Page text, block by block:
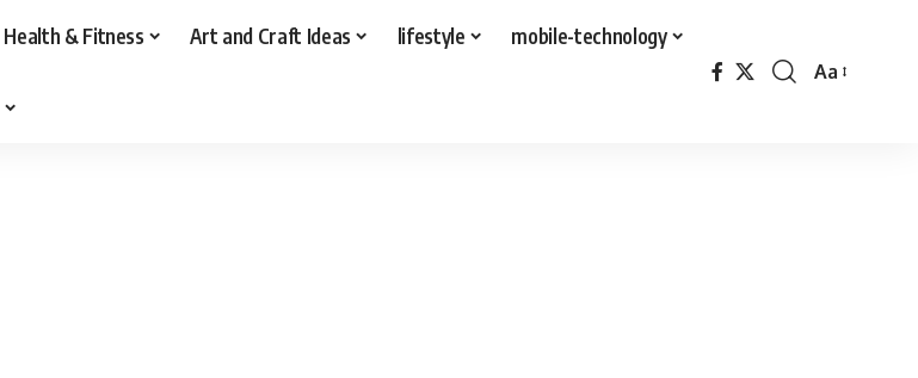
Health & Fitness Art and Craft Ideas lifestyle mobile-technology
Font
Aa